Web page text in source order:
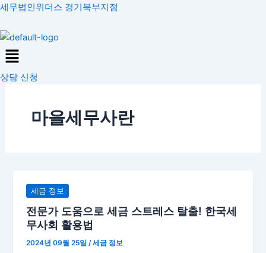
콘
츠
로
건
너
세무법인위더스 경기북부지점
Menu
상담 신청
마을세무사란
세금 정보
전문가 도움으로 세금 스트레스 탈출! 한국세
무사회 활용법
2024년 09월 25일/세금 정보
전
문
가
도
움